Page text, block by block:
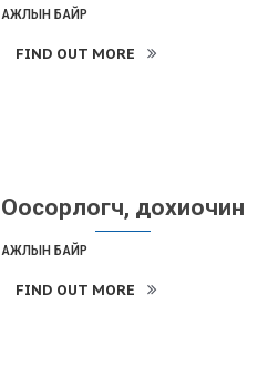
АЖЛЫН БАЙР
FIND OUT MORE
Оосорлогч, дохиочин
АЖЛЫН БАЙР
FIND OUT MORE